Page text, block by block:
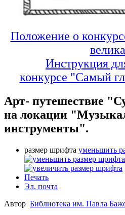
Положение о
Инструкция
конкурсе "Самый
Арт- путешествие
на локации
инструменты".
размер шрифта уменьшить
Печать
Эл. почта
Автор Библиотека им. Павла